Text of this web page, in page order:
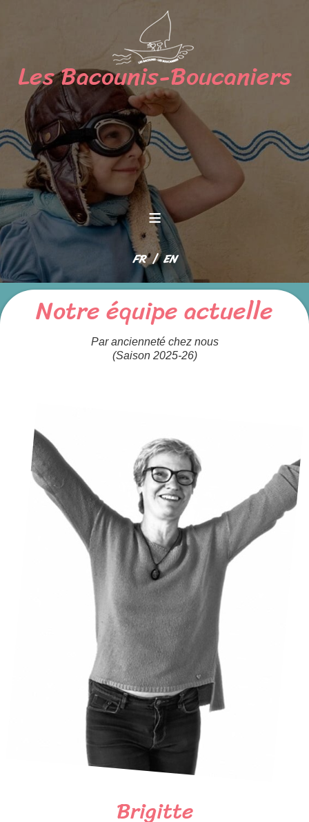
≡
Sélectionnez votre langue
FR EN
Notre équipe actuelle
Par ancienneté chez nous
(Saison 2025-26)
Brigitte